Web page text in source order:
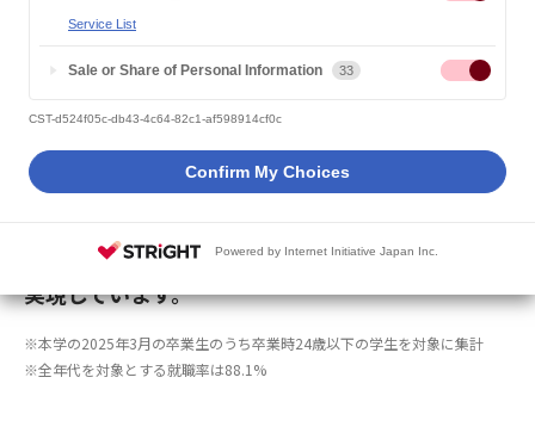
Service List
Sale or Share of Personal Information 33
CST-d524f05c-db43-4c64-82c1-af598914cf0c
Confirm My Choices
Powered by Internet Initiative Japan Inc.
93.3%
フルオンラインという環境で
企業からも高く評価され、幅広い業界への就職
実現しています。
※本学の2025年3月の卒業生のうち卒業時24歳以下の学生を対象に集計
※全年代を対象とする就職率は88.1%